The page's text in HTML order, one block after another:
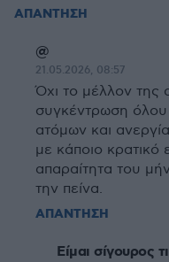
ΑΠΑΝΤΗΣΗ
@
21.05.2026, 08:57
Όχι το μέλλον της
συγκέντρωση όλου
ατόμων και
με κάποιο κρατικό
απαραίτητα του
την πείνα.
ΑΠΑΝΤΗΣΗ
Είμαι σίγουρος